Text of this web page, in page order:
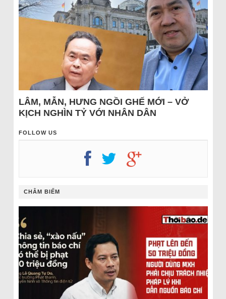
LÂM, MẪN, HƯNG NGỒI GHẾ MỚI – VỞ
KỊCH NGHÌN TỶ VỚI NHÂN DÂN
FOLLOW US
CHÂM BIẾM